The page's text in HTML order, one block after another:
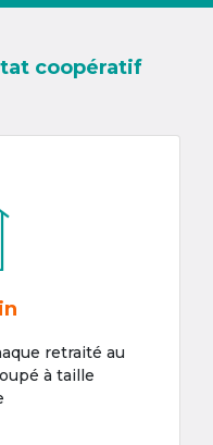
coopératif
retraité au
à taille